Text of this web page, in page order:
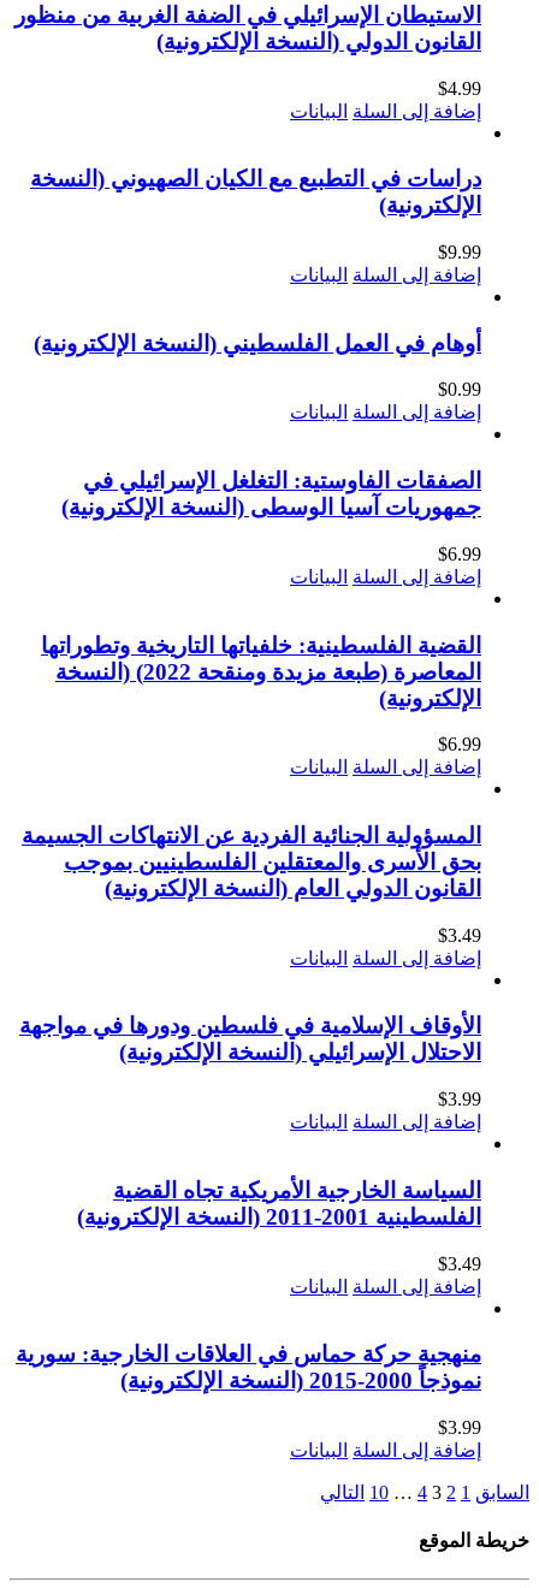
الاستيطان الإسرائيلي في الضفة الغربية من منظور
القانون الدولي (النسخة الإلكترونية)
$4.99
إضافة إلى السلة البيانات
دراسات في التطبيع مع الكيان الصهيوني (النسخة
الإلكترونية)
$9.99
إضافة إلى السلة البيانات
أوهام في العمل الفلسطيني (النسخة الإلكترونية)
$0.99
إضافة إلى السلة البيانات
الصفقات الفاوستية: التغلغل الإسرائيلي في
جمهوريات آسيا الوسطى (النسخة الإلكترونية)
$6.99
إضافة إلى السلة البيانات
القضية الفلسطينية: خلفياتها التاريخية وتطوراتها
المعاصرة (طبعة مزيدة ومنقحة 2022) (النسخة
الإلكترونية)
$6.99
إضافة إلى السلة البيانات
المسؤولية الجنائية الفردية عن الانتهاكات الجسيمة
بحق الأسرى والمعتقلين الفلسطينيين بموجب
القانون الدولي العام (النسخة الإلكترونية)
$3.49
إضافة إلى السلة البيانات
الأوقاف الإسلامية في فلسطين ودورها في مواجهة
الاحتلال الإسرائيلي (النسخة الإلكترونية)
$3.99
إضافة إلى السلة البيانات
السياسة الخارجية الأمريكية تجاه القضية
الفلسطينية 2001-2011 (النسخة الإلكترونية)
$3.49
إضافة إلى السلة البيانات
منهجية حركة حماس في العلاقات الخارجية: سورية
نموذجاً 2000-2015 (النسخة الإلكترونية)
$3.99
إضافة إلى السلة البيانات
السابق 1
2
3
4
…
10 التالي
خريطة الموقع